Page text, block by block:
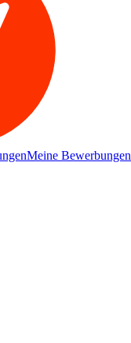
Meine Bewerbungen